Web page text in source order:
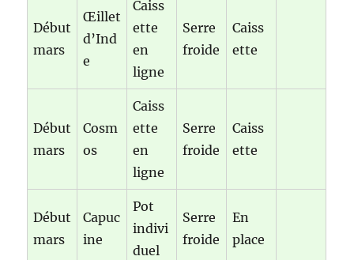
Début
mars
Œillet
d’Ind
e
Caiss
ette
en
ligne
Serre
froide
Caiss
ette
Début
mars
Cosm
os
Caiss
ette
en
ligne
Serre
froide
Caiss
ette
Début
mars
Capuc
ine
Pot
indivi
duel
Serre
froide
En
place